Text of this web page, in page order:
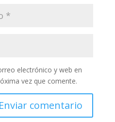
electrónico y web en
vez que comente.